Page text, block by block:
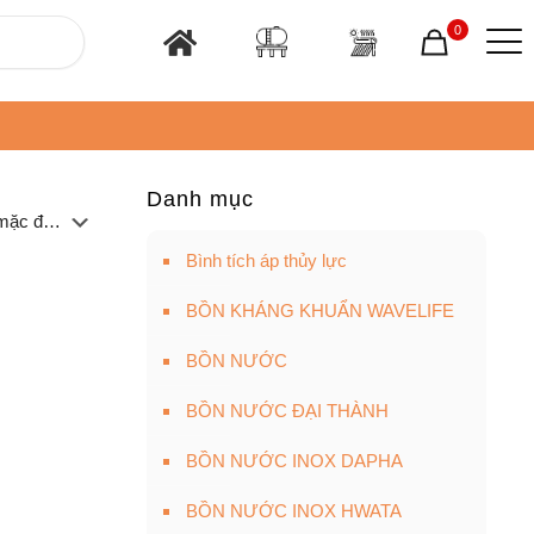
0
Danh mục
Bình tích áp thủy lực
BỒN KHÁNG KHUẨN WAVELIFE
BỒN NƯỚC
BỒN NƯỚC ĐẠI THÀNH
BỒN NƯỚC INOX DAPHA
BỒN NƯỚC INOX HWATA